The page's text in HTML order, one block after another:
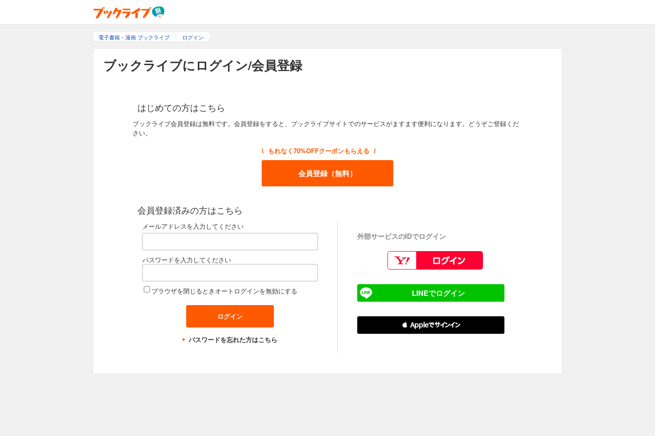
電子書籍・漫画 ブックライブ ログイン
ブックライブにログイン/会員登録
はじめての方はこちら
ブックライブ会員登録は無料です。会員登録をすると、ブックライブサイトでのサービスがますます便利になります。どうぞご登録くだ
さい。
\ もれなく70%OFFクーポンもらえる /
会員登録（無料）
会員登録済みの方はこちら
メールアドレスを入力してください
パスワードを入力してください
ブラウザを閉じるときオートログインを無効にする
パスワードを忘れた方はこちら
外部サービスのIDでログイン
LINEでログイン
 Appleでサインイン